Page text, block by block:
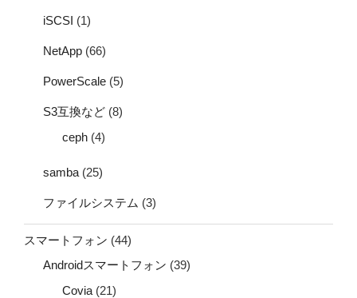
iSCSI (1)
NetApp (66)
PowerScale (5)
S3互換など (8)
ceph (4)
samba (25)
ファイルシステム (3)
スマートフォン (44)
Androidスマートフォン (39)
Covia (21)